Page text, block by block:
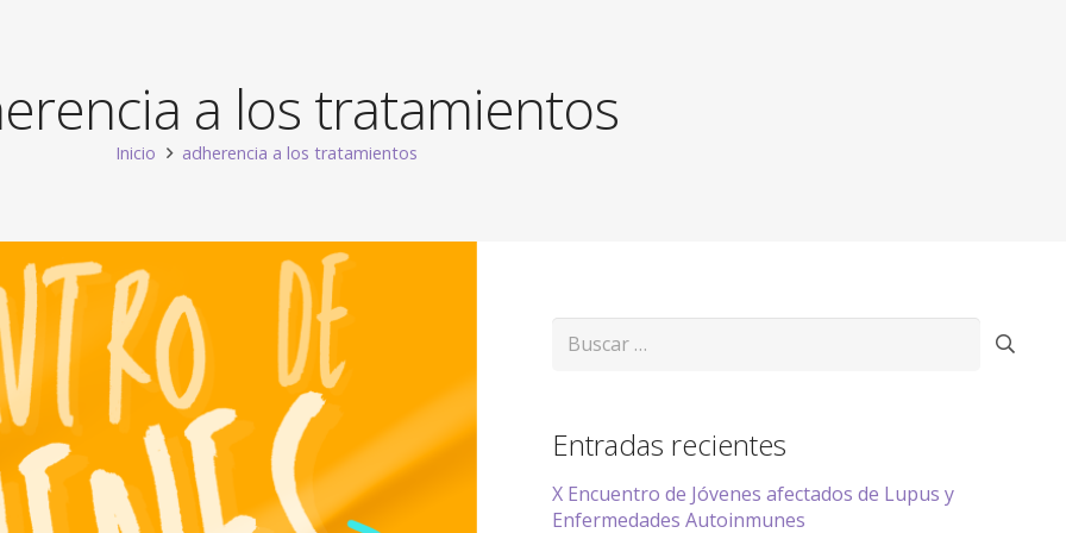
a los tratamientos
Inicio adherencia a los tratamientos
Buscar:
Entradas recientes
X Encuentro de Jóvenes afectados de Lupus y
Enfermedades Autoinmunes